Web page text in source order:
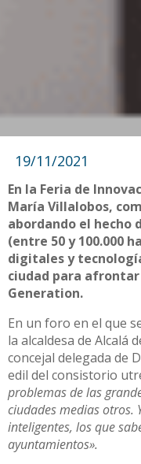
19/11/2021
En la Feria de
María Villalobos,
abordando el hecho
(entre 50 y 100.000
digitales y
ciudad para
Generation.
En un foro en el que
la alcaldesa de Alcalá
concejal delegada de
edil del consistorio
problemas de las
ciudades medias otros.
inteligentes, los que
ayuntamientos».